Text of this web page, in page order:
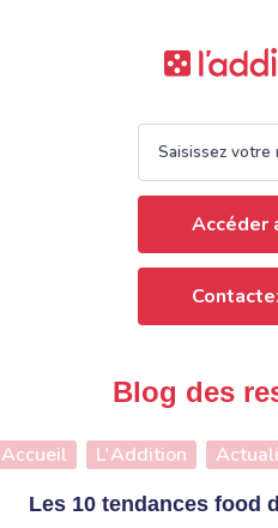
Accéder
Blog des
Accueil L'Addition
Les 10 tendances food